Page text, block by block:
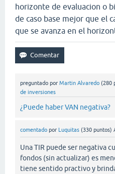
horizonte de evaluacion o
de caso base mejor que el
que se avanza en el
preguntado por Martin Alvaredo (280
de inversiones
¿Puede haber VAN negativa?
comentado por Luquitas (330 puntos)
Una TIR puede ser negativa
fondos (sin actualizar) es
tiene sentido practivo y